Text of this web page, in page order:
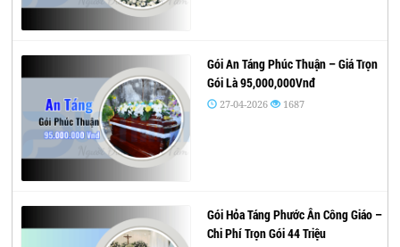
Gói An Táng Phúc Thuận – Giá Trọn
Gói Là 95,000,000Vnđ
27-04-2026 1687
Gói Hỏa Táng Phước Ân Công Giáo –
Chi Phí Trọn Gói 44 Triệu